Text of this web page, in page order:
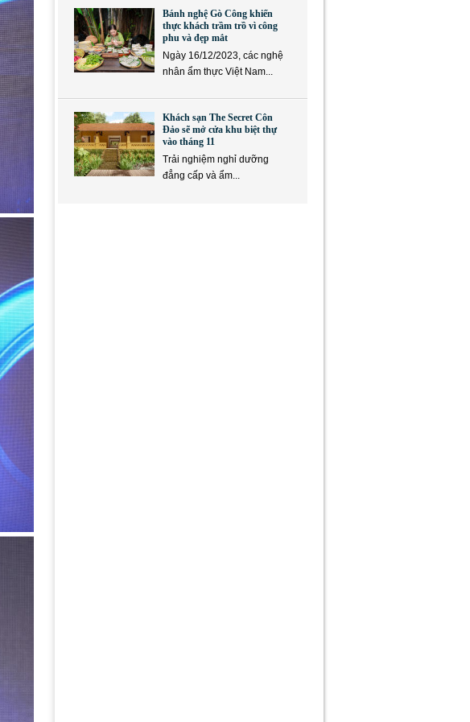
Bánh nghệ Gò Công khiến
thực khách trầm trồ vì công
phu và đẹp mắt
Ngày 16/12/2023, các nghệ
nhân ẩm thực Việt Nam...
Khách sạn The Secret Côn
Đảo sẽ mở cửa khu biệt thự
vào tháng 11
Trải nghiệm nghỉ dưỡng
đẳng cấp và ẩm...